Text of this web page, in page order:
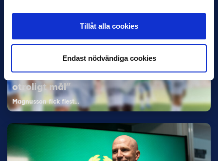
Tillåt alla cookies
Endast nödvändiga cookies
Han nätade snyggast i maj: “Ett alldeles
otroligt mål”
Magnusson fick flest…